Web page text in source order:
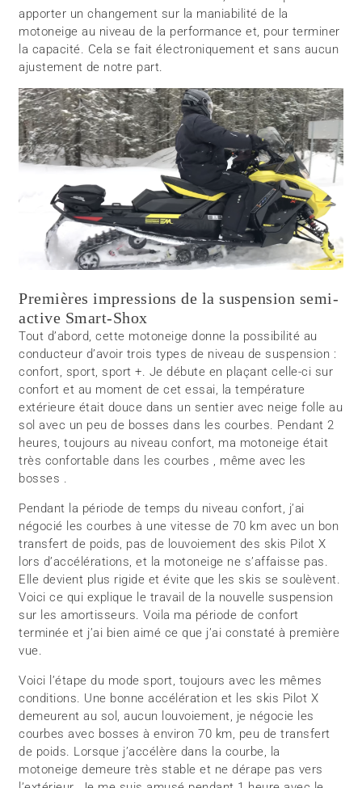
apporter un changement sur la maniabilité de la
motoneige au niveau de la performance et, pour terminer
la capacité. Cela se fait électroniquement et sans aucun
ajustement de notre part.
Premières impressions de la suspension semi-
active Smart-Shox
Tout d’abord, cette motoneige donne la possibilité au
conducteur d’avoir trois types de niveau de suspension :
confort, sport, sport +. Je débute en plaçant celle-ci sur
confort et au moment de cet essai, la température
extérieure était douce dans un sentier avec neige folle au
sol avec un peu de bosses dans les courbes. Pendant 2
heures, toujours au niveau confort, ma motoneige était
très confortable dans les courbes , même avec les
bosses .
Pendant la période de temps du niveau confort, j’ai
négocié les courbes à une vitesse de 70 km avec un bon
transfert de poids, pas de louvoiement des skis Pilot X
lors d’accélérations, et la motoneige ne s’affaisse pas.
Elle devient plus rigide et évite que les skis se soulèvent.
Voici ce qui explique le travail de la nouvelle suspension
sur les amortisseurs. Voila ma période de confort
terminée et j’ai bien aimé ce que j’ai constaté à première
vue.
Voici l’étape du mode sport, toujours avec les mêmes
conditions. Une bonne accélération et les skis Pilot X
demeurent au sol, aucun louvoiement, je négocie les
courbes avec bosses à environ 70 km, peu de transfert
de poids. Lorsque j’accélère dans la courbe, la
motoneige demeure très stable et ne dérape pas vers